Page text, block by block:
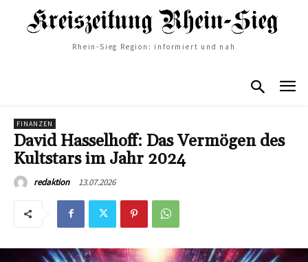
Rhein-Sieg Region: informiert und nah
FINANZEN
David Hasselhoff: Das Vermögen des
Kultstars im Jahr 2024
redaktion 13.07.2026